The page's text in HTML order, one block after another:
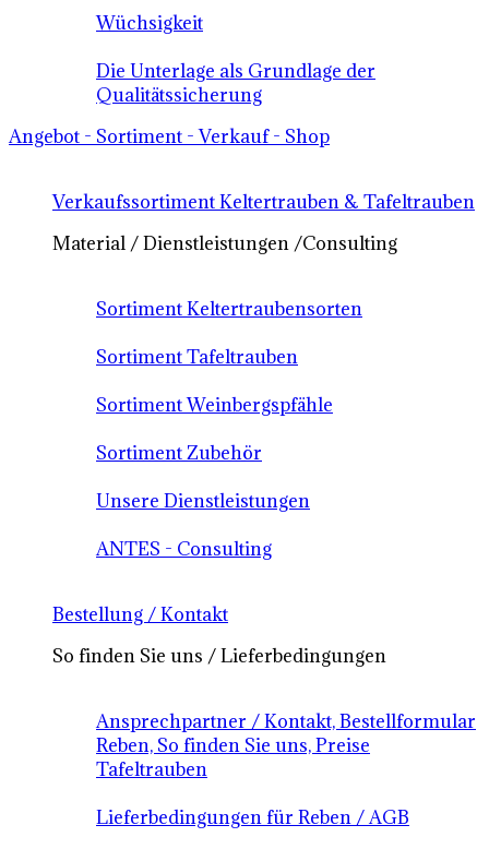
Wüchsigkeit
Die Unterlage als Grundlage der
Qualitätssicherung
Angebot - Sortiment - Verkauf - Shop
Verkaufssortiment Keltertrauben & Tafeltrauben
Material / Dienstleistungen /Consulting
Sortiment Keltertraubensorten
Sortiment Tafeltrauben
Sortiment Weinbergspfähle
Sortiment Zubehör
Unsere Dienstleistungen
ANTES - Consulting
Bestellung / Kontakt
So finden Sie uns / Lieferbedingungen
Ansprechpartner / Kontakt, Bestellformular
Reben, So finden Sie uns, Preise
Tafeltrauben
Lieferbedingungen für Reben / AGB